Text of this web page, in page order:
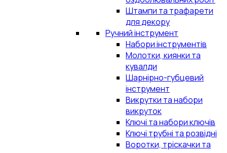
Штампи та трафарети
для декору
Ручний інструмент
Набори інструментів
Молотки, киянки та
кувалди
Шарнірно-губцевий
інструмент
Викрутки та набори
викруток
Ключі та набори ключів
Ключі трубні та розвідні
Воротки, тріскачки та